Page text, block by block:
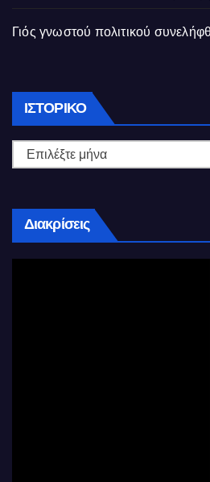
Γιός γνωστού πολιτικού
ΙΣΤΟΡΙΚΌ Ιστορικό
Διακρίσεις